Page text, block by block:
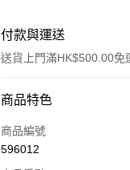
付款與運送
送貨上門滿HK$500.00免
付款方式
信用卡
商品特色
商品編號
596012